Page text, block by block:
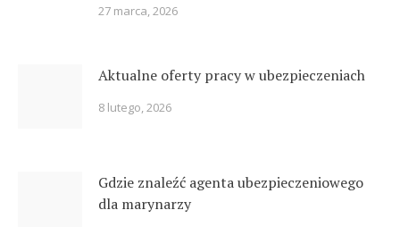
27 marca, 2026
Aktualne oferty pracy w ubezpieczeniach
8 lutego, 2026
Gdzie znaleźć agenta ubezpieczeniowego
dla marynarzy